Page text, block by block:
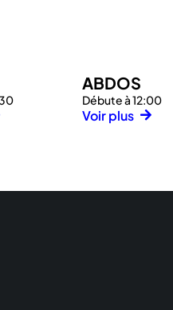
ABDOS
Débute à 12:00
Voir plus